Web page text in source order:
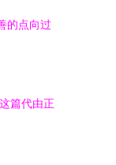
的点向过
篇代由正